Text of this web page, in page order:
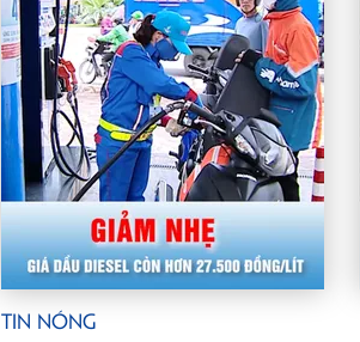
Tin Nóng